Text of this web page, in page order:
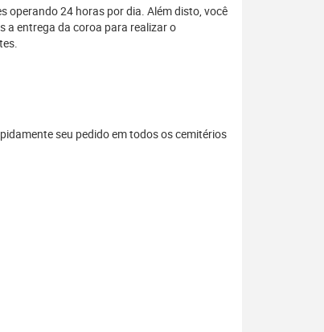
operando 24 horas por dia. Além disto, você
a entrega da coroa para realizar o
seu pedido em todos os cemitérios